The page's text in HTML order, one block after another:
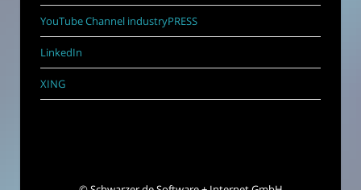
YouTube Channel industryPRESS
LinkedIn
XING